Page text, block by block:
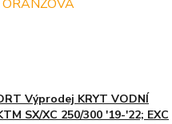
Výprodej KRYT VODNÍ
SX/XC 250/300 '19-'22; EXC